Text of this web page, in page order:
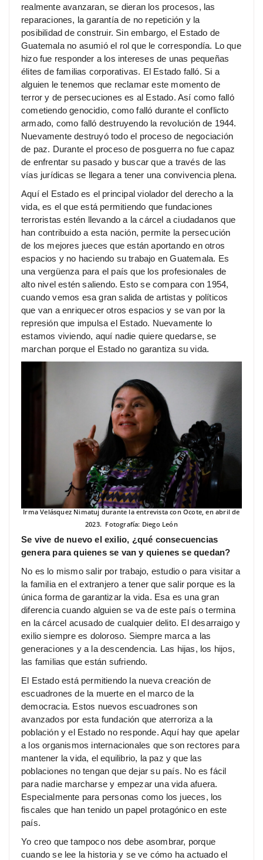
realmente avanzaran, se dieran los procesos, las
reparaciones, la garantía de no repetición y la
posibilidad de construir. Sin embargo, el Estado de
Guatemala no asumió el rol que le correspondía. Lo que
hizo fue responder a los intereses de unas pequeñas
élites de familias corporativas. El Estado falló. Si a
alguien le tenemos que reclamar este momento de
terror y de persecuciones es al Estado. Así como falló
cometiendo genocidio, como falló durante el conflicto
armado, como falló destruyendo la revolución de 1944.
Nuevamente destruyó todo el proceso de negociación
de paz. Durante el proceso de posguerra no fue capaz
de enfrentar su pasado y buscar que a través de las
vías jurídicas se llegara a tener una convivencia plena.
Aquí el Estado es el principal violador del derecho a la
vida, es el que está permitiendo que fundaciones
terroristas estén llevando a la cárcel a ciudadanos que
han contribuido a esta nación, permite la persecución
de los mejores jueces que están aportando en otros
espacios y no haciendo su trabajo en Guatemala. Es
una vergüenza para el país que los profesionales de
alto nivel estén saliendo. Esto se compara con 1954,
cuando vemos esa gran salida de artistas y políticos
que van a enriquecer otros espacios y se van por la
represión que impulsa el Estado. Nuevamente lo
estamos viviendo, aquí nadie quiere quedarse, se
marchan porque el Estado no garantiza su vida.
Irma Velásquez Nimatuj durante la entrevista con Ocote, en abril de
2023. Fotografía: Diego León
Se vive de nuevo el exilio, ¿qué consecuencias
genera para quienes se van y quienes se quedan?
No es lo mismo salir por trabajo, estudio o para visitar a
la familia en el extranjero a tener que salir porque es la
única forma de garantizar la vida. Esa es una gran
diferencia cuando alguien se va de este país o termina
en la cárcel acusado de cualquier delito. El desarraigo y
exilio siempre es doloroso. Siempre marca a las
generaciones y a la descendencia. Las hijas, los hijos,
las familias que están sufriendo.
El Estado está permitiendo la nueva creación de
escuadrones de la muerte en el marco de la
democracia. Estos nuevos escuadrones son
avanzados por esta fundación que aterroriza a la
población y el Estado no responde. Aquí hay que apelar
a los organismos internacionales que son rectores para
mantener la vida, el equilibrio, la paz y que las
poblaciones no tengan que dejar su país. No es fácil
para nadie marcharse y empezar una vida afuera.
Especialmente para personas como los jueces, los
fiscales que han tenido un papel protagónico en este
país.
Yo creo que tampoco nos debe asombrar, porque
cuando se lee la historia y se ve cómo ha actuado el